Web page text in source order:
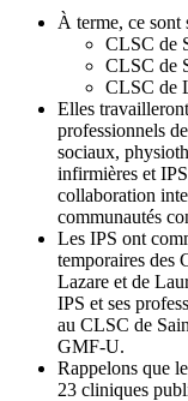
À terme, ce sont
CLSC de
CLSC de
CLSC de
Elles
professionnels
sociaux,
infirmières et
collaboration
communautés
Les IPS ont
temporaires des
Lazare et de
IPS et ses
au CLSC de
GMF-U.
Rappelons que
23 cliniques